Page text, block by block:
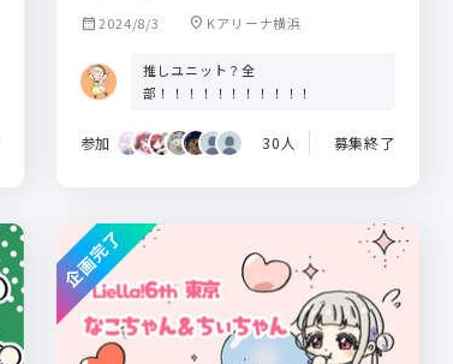
calendar_month2024/8/3 location_on Kアリーナ横浜
推しユニット？全
部！！！！！！！！！！！
参加 30人 募集終了
企画完了